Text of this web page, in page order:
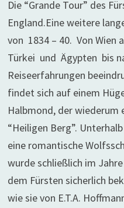
Die “Grande Tour” des
England.Eine weitere
von 1834 – 40. Von Wien
Türkei und Ägypten bis
Reiseerfahrungen
findet sich auf einem
Halbmond, der wiederum
“Heiligen Berg”.
eine romantische
wurde schließlich im
dem Fürsten sicherlich
wie sie von E.T.A.